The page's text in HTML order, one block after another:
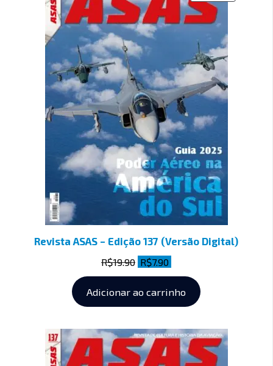
Revista ASAS – Edição 137 (Versão Digital)
R$19.90 R$7.90
Adicionar ao carrinho